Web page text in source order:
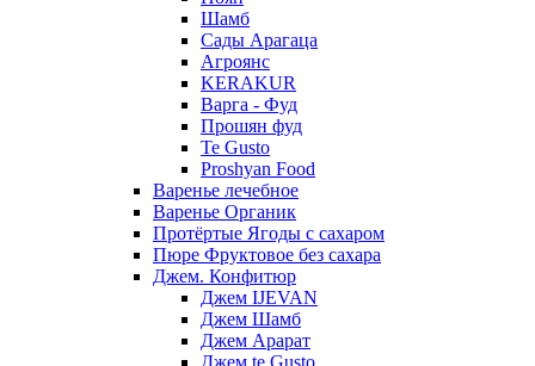
Шамб
Сады Арагаца
Агроянс
KERAKUR
Варга - Фуд
Прошян фуд
Te Gusto
Proshyan Food
Варенье лечебное
Варенье Органик
Протёртые Ягоды с сахаром
Пюре Фруктовое без сахара
Джем. Конфитюр
Джем IJEVAN
Джем Шамб
Джем Арарат
Джем te Gusto